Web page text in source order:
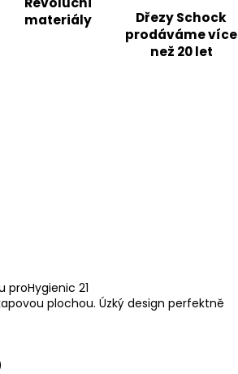
materiály
Dřezy Schock
prodáváme více
než 20 let
proHygienic 21
plochou. Úzký design perfektně